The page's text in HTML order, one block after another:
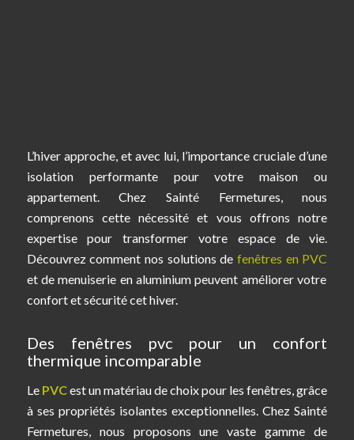
L’hiver approche, et avec lui, l’importance cruciale d’une
isolation performante pour votre maison ou
appartement. Chez Sainté Fermetures, nous
comprenons cette nécessité et vous offrons notre
expertise pour transformer votre espace de vie.
Découvrez comment nos solutions defenêtres en PVC
et de menuiserie en aluminium peuvent améliorer votre
confort et sécurité cet hiver.
Des fenêtres pvc pour un confort
thermique incomparable
Le PVCest un matériau de choix pour les fenêtres, grâce
à ses propriétés isolantes exceptionnelles. Chez Sainté
Fermetures, nous proposons une vaste gamme de